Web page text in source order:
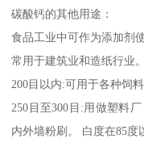
碳酸钙的其他用途：
食品工业中可作为添加剂使
常用于建筑业和造纸行业。
200目以内:可用于各种饲
250目至300目:用做塑料
内外墙粉刷。 白度在85度